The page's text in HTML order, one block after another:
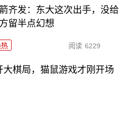
齐发：东大这次出手，没给
留半点幻想
阅读 6229
棋局，猫鼠游戏才刚开场